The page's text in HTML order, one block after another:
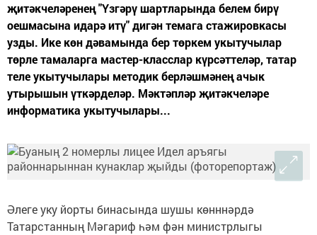
җитәкчеләренең "Үзгәрү шартларында белем бирү
оешмасына идарә итү" дигән темага стажировкасы
узды. Ике көн дәвамында бер төркем укытучылар
төрле тамаларга мастер-класслар күрсәттеләр, татар
теле укытучылары методик берләшмәнең ачык
утырышын үткәрделәр. Мәктәпләр җитәкчеләре
информатика укытучылары...
Әлеге уку йорты бинасында шушы көнннәрдә
Татарстанның Мәгариф һәм фән министрлыгы